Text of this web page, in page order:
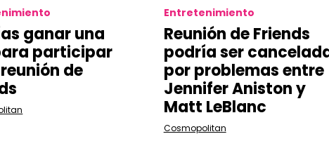
ganar una
participar
de
Entretenimiento
Reunión de Friends
podría ser
por problemas entre
Jennifer Aniston y
Matt LeBlanc
Cosmopolitan